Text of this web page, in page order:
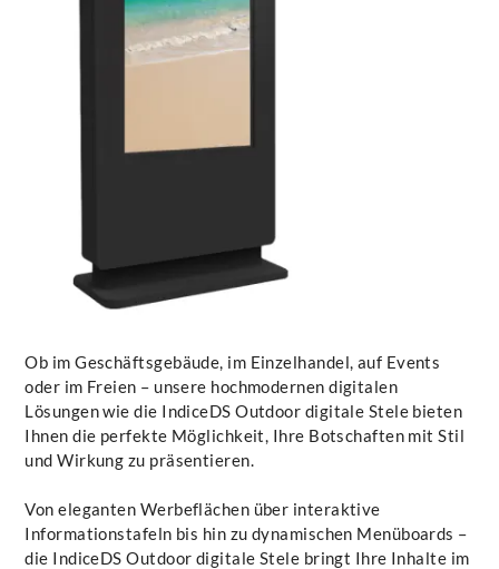
Ob im Geschäftsgebäude, im Einzelhandel, auf Events
oder im Freien – unsere hochmodernen digitalen
Lösungen wie die IndiceDS Outdoor digitale Stele bieten
Ihnen die perfekte Möglichkeit, Ihre Botschaften mit Stil
und Wirkung zu präsentieren.
Von eleganten Werbeflächen über interaktive
Informationstafeln bis hin zu dynamischen Menüboards –
die IndiceDS Outdoor digitale Stele bringt Ihre Inhalte im